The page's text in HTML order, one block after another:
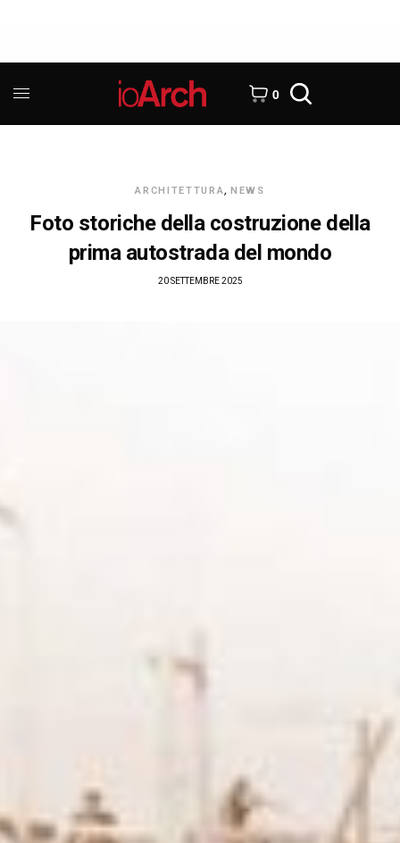
0
ARCHITETTURA, NEWS
Foto storiche della costruzione della
prima autostrada del mondo
20 SETTEMBRE 2025